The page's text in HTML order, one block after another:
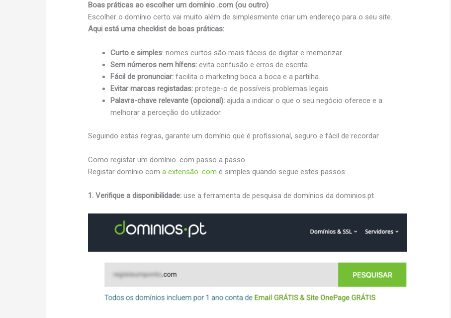
Boas práticas ao escolher um domínio .com (ou outro)
Escolher o domínio certo vai muito além de simplesmente criar um endereço para o seu site.
Aqui está uma checklist de boas práticas:
Curto e simples: nomes curtos são mais fáceis de digitar e memorizar.
Sem números nem hífens: evita confusão e erros de escrita.
Fácil de pronunciar: facilita o marketing boca a boca e a partilha.
Evitar marcas registadas: protege-o de possíveis problemas legais.
Palavra-chave relevante (opcional): ajuda a indicar o que o seu negócio oferece e a
melhorar a perceção do utilizador.
Seguindo estas regras, garante um domínio que é profissional, seguro e fácil de recordar.
Como registar um domínio .com passo a passo
Registar domínio coma extensão .com é simples quando segue estes passos:
1. Verifique a disponibilidade: use a ferramenta de pesquisa de domínios da dominios.pt